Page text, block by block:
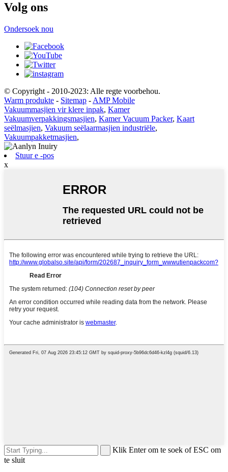
Volg ons
Ondersoek nou
© Copyright - 2010-2023: Alle regte voorbehou.
Warm produkte - Sitemap - AMP Mobile
Vakuummasjien vir klere inpak, Kamer
Vakuumverpakkingsmasjien, Kamer Vacuum Packer, Kaart
seëlmasjien, Vakuum seëlaarmasjien industriële,
Vakuumpakketmasjien,
Stuur e -pos
x
Klik Enter om te soek of ESC om
te sluit